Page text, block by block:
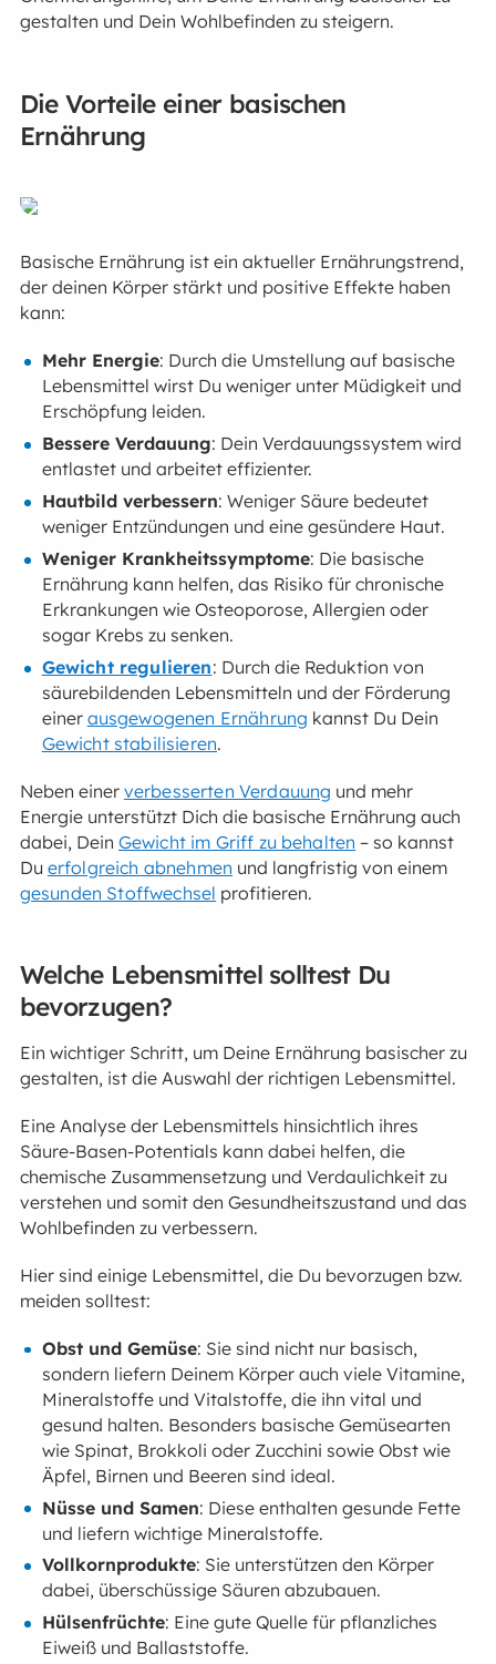
gestalten und Dein Wohlbefinden zu steigern.
Die Vorteile einer basischen
Ernährung
Basische Ernährung ist ein aktueller Ernährungstrend,
der deinen Körper stärkt und positive Effekte haben
kann:
Mehr Energie: Durch die Umstellung auf basische
Lebensmittel wirst Du weniger unter Müdigkeit und
Erschöpfung leiden.
Bessere Verdauung: Dein Verdauungssystem wird
entlastet und arbeitet effizienter.
Hautbild verbessern: Weniger Säure bedeutet
weniger Entzündungen und eine gesündere Haut.
Weniger Krankheitssymptome: Die basische
Ernährung kann helfen, das Risiko für chronische
Erkrankungen wie Osteoporose, Allergien oder
sogar Krebs zu senken.
Gewicht regulieren: Durch die Reduktion von
säurebildenden Lebensmitteln und der Förderung
einer ausgewogenen Ernährung kannst Du Dein
Gewicht stabilisieren.
Neben einer verbesserten Verdauung und mehr
Energie unterstützt Dich die basische Ernährung auch
dabei, Dein Gewicht im Griff zu behalten – so kannst
Du erfolgreich abnehmen und langfristig von einem
gesunden Stoffwechsel profitieren.
Welche Lebensmittel solltest Du
bevorzugen?
Ein wichtiger Schritt, um Deine Ernährung basischer zu
gestalten, ist die Auswahl der richtigen Lebensmittel.
Eine Analyse der Lebensmittels hinsichtlich ihres
Säure-Basen-Potentials kann dabei helfen, die
chemische Zusammensetzung und Verdaulichkeit zu
verstehen und somit den Gesundheitszustand und das
Wohlbefinden zu verbessern.
Hier sind einige Lebensmittel, die Du bevorzugen bzw.
meiden solltest:
Obst und Gemüse: Sie sind nicht nur basisch,
sondern liefern Deinem Körper auch viele Vitamine,
Mineralstoffe und Vitalstoffe, die ihn vital und
gesund halten. Besonders basische Gemüsearten
wie Spinat, Brokkoli oder Zucchini sowie Obst wie
Äpfel, Birnen und Beeren sind ideal.
Nüsse und Samen: Diese enthalten gesunde Fette
und liefern wichtige Mineralstoffe.
Vollkornprodukte: Sie unterstützen den Körper
dabei, überschüssige Säuren abzubauen.
Hülsenfrüchte: Eine gute Quelle für pflanzliches
Eiweiß und Ballaststoffe.